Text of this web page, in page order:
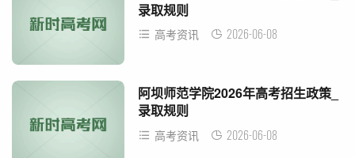
录取规则
高考资讯 2026-06-08
阿坝师范学院2026年高考招生政策_
录取规则
高考资讯 2026-06-08